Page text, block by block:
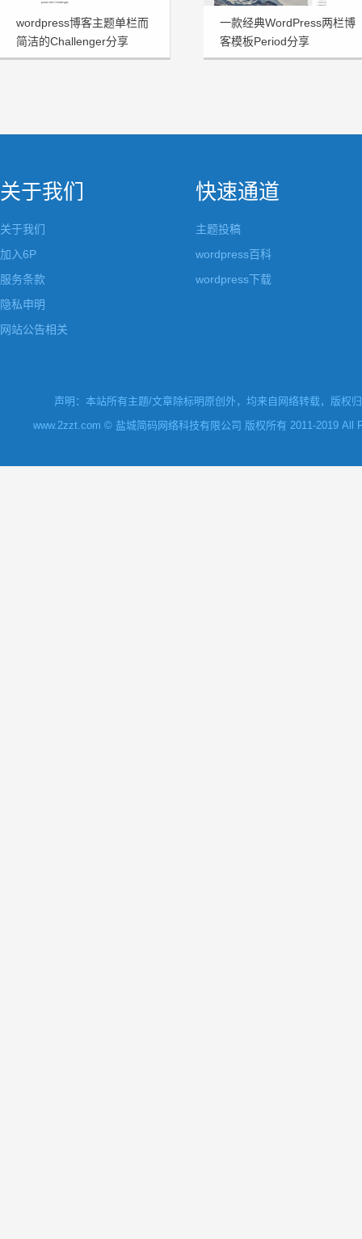
wordpress博客主题单栏而
简洁的Challenger分享
一款经典WordPress两栏博
客模板Period分享
关于我们
关于我们
加入6P
服务条款
隐私申明
网站公告相关
快速通道
主题投稿
wordpress百科
wordpress下载
声明：本站所有主题/文章除标明原创外，均来自网络转载，版权
www.2zzt.com © 盐城简码网络科技有限公司 版权所有 2011-2019